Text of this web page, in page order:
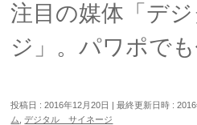
注目の媒体「デ
ジ」。パワポで
投稿日 : 2016年12月20日 最終更新日時 :
ム ,デジタル サイネージ